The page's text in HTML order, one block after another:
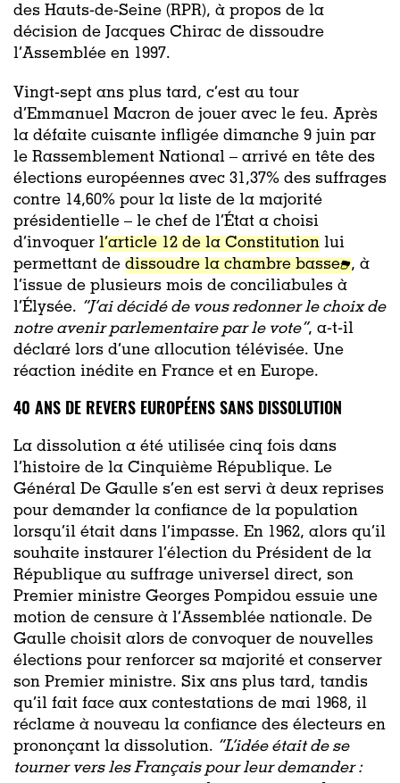
des Hauts-de-Seine (RPR), à propos de la
décision de Jacques Chirac de dissoudre
l’Assemblée en 1997.
Vingt-sept ans plus tard, c’est au tour
d’Emmanuel Macron de jouer avec le feu. Après
la défaite cuisante infligée dimanche 9 juin par
le Rassemblement National – arrivé en tête des
élections européennes avec 31,37% des suffrages
contre 14,60% pour la liste de la majorité
présidentielle – le chef de l’État a choisi
d’invoquer l’article 12 de la Constitution lui
permettant de dissoudre la chambre basse
, à
l’issue de plusieurs mois de conciliabules à
l’Élysée. “J’ai décidé de vous redonner le choix de
notre avenir parlementaire par le vote”, a-t-il
déclaré lors d’une allocution télévisée. Une
réaction inédite en France et en Europe.
40 ANS DE REVERS EUROPÉENS SANS DISSOLUTION
La dissolution a été utilisée cinq fois dans
l’histoire de la Cinquième République. Le
Général De Gaulle s’en est servi à deux reprises
pour demander la confiance de la population
lorsqu’il était dans l’impasse. En 1962, alors qu’il
souhaite instaurer l’élection du Président de la
République au suffrage universel direct, son
Premier ministre Georges Pompidou essuie une
motion de censure à l’Assemblée nationale. De
Gaulle choisit alors de convoquer de nouvelles
élections pour renforcer sa majorité et conserver
son Premier ministre. Six ans plus tard, tandis
qu’il fait face aux contestations de mai 1968, il
réclame à nouveau la confiance des électeurs en
prononçant la dissolution. “L’idée était de se
tourner vers les Français pour leur demander :